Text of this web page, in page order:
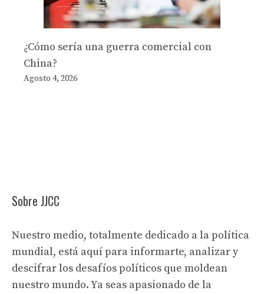
¿Cómo sería una guerra comercial con
China?
Agosto 4, 2026
Sobre JJCC
Nuestro medio, totalmente dedicado a la política
mundial, está aquí para informarte, analizar y
descifrar los desafíos políticos que moldean
nuestro mundo. Ya seas apasionado de la